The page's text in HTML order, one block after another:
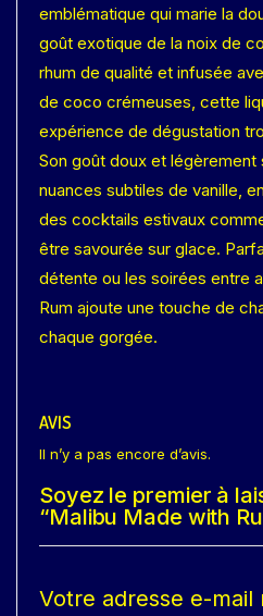
emblématique qui marie la
goût exotique de la noix de
rhum de qualité et infusée
de coco crémeuses, cette
expérience de dégustation
Son goût doux et
nuances subtiles de vanille,
des cocktails estivaux
être savourée sur glace.
détente ou les soirées entre
Rum ajoute une touche de
chaque gorgée.
AVIS
Il n’y a pas encore d’avis.
Soyez le premier à
“Malibu Made with
Votre adresse e-mail